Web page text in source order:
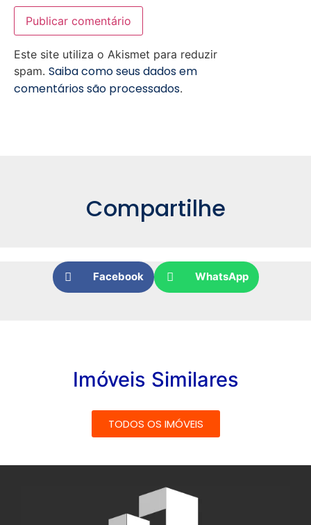
Este site utiliza o Akismet para reduzir
spam. Saiba como seus dados em
comentários são processados.
Compartilhe
Facebook WhatsApp
Imóveis Similares
TODOS OS IMÓVEIS